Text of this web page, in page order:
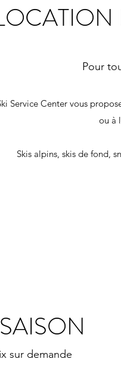
Pour
Service Center vous
ou à
Skis alpins, skis de fond,
sur demande